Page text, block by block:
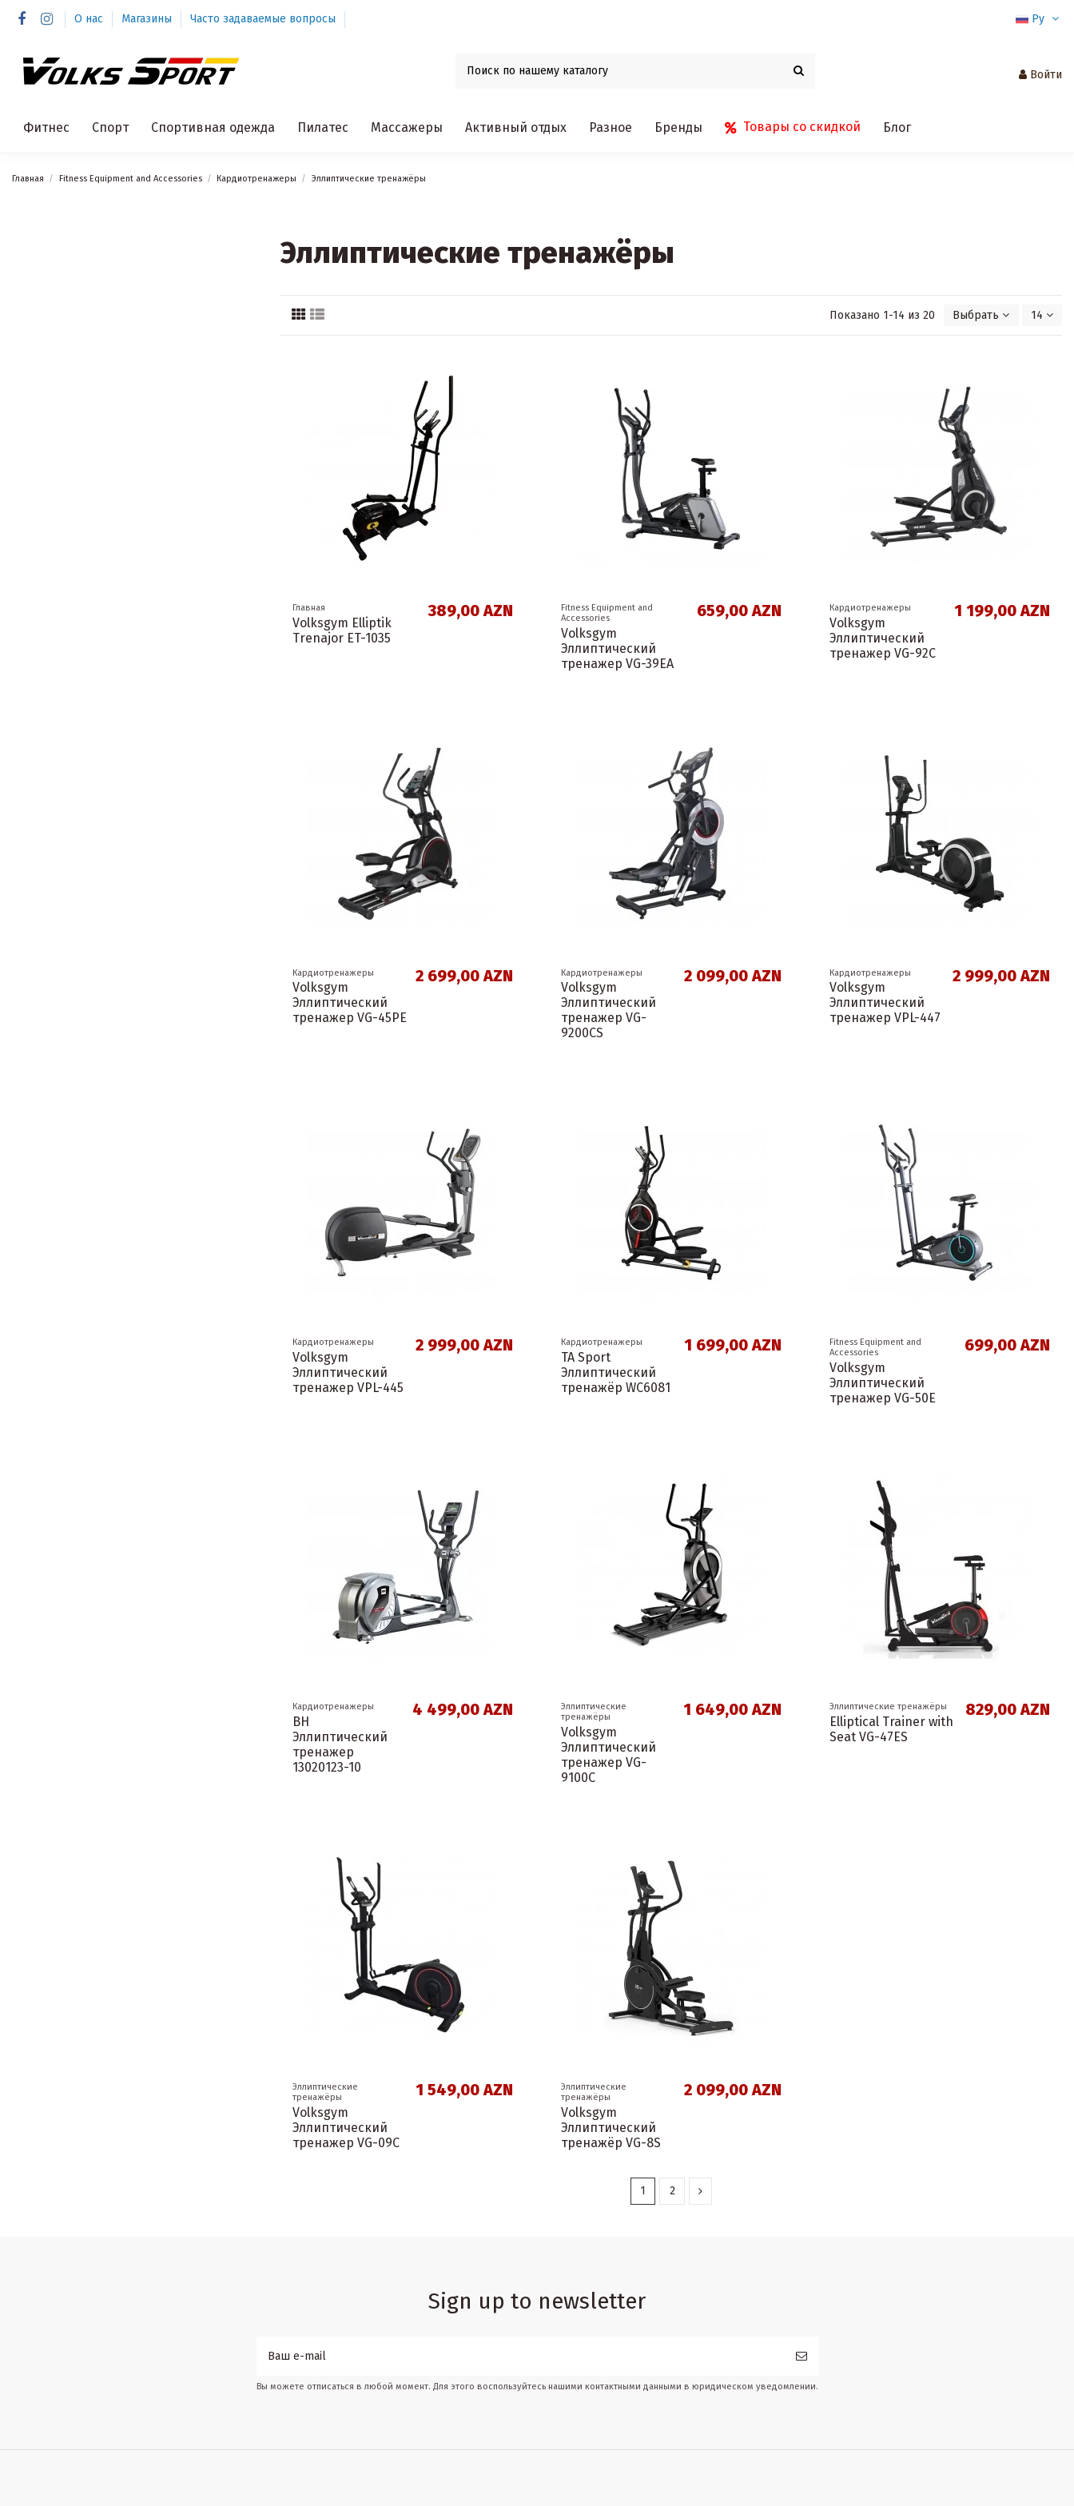
О нас Магазины Часто задаваемые вопросы Ру
Войти
Фитнес Спорт Спортивная одежда Пилатес Массажеры Активный отдых Разное Бренды Товары со скидкой Блог
Главная Fitness Equipment and Accessories Кардиотренажеры Эллиптические тренажёры
Эллиптические тренажёры
Показано 1-14 из 20 Выбрать 14
Главная
Volksgym Elliptik
Trenajor ET-1035
389,00 AZN
Fitness Equipment and
Accessories
Volksgym
Эллиптический
тренажер VG-39EA
659,00 AZN Кардиотренажеры
Volksgym
Эллиптический
тренажер VG-92C
1 199,00 AZN
Кардиотренажеры
Volksgym
Эллиптический
тренажер VG-45PE
2 699,00 AZN Кардиотренажеры
Volksgym
Эллиптический
тренажер VG-
9200CS
2 099,00 AZN Кардиотренажеры
Volksgym
Эллиптический
тренажер VPL-447
2 999,00 AZN
Кардиотренажеры
Volksgym
Эллиптический
тренажер VPL-445
2 999,00 AZN Кардиотренажеры
TA Sport
Эллиптический
тренажёр WC6081
1 699,00 AZN
Fitness Equipment and
Accessories
Volksgym
Эллиптический
тренажер VG-50E
699,00 AZN
Кардиотренажеры
BH
Эллиптический
тренажер
13020123-10
4 499,00 AZN
Эллиптические
тренажёры
Volksgym
Эллиптический
тренажер VG-
9100C
1 649,00 AZN Эллиптические тренажёры
Elliptical Trainer with
Seat VG-47ES
829,00 AZN
Эллиптические
тренажёры
Volksgym
Эллиптический
тренажер VG-09C
1 549,00 AZN
Эллиптические
тренажёры
Volksgym
Эллиптический
тренажёр VG-8S
2 099,00 AZN
1 2
Sign up to newsletter
Вы можете отписаться в любой момент. Для этого воспользуйтесь нашими контактными данными в юридическом уведомлении.